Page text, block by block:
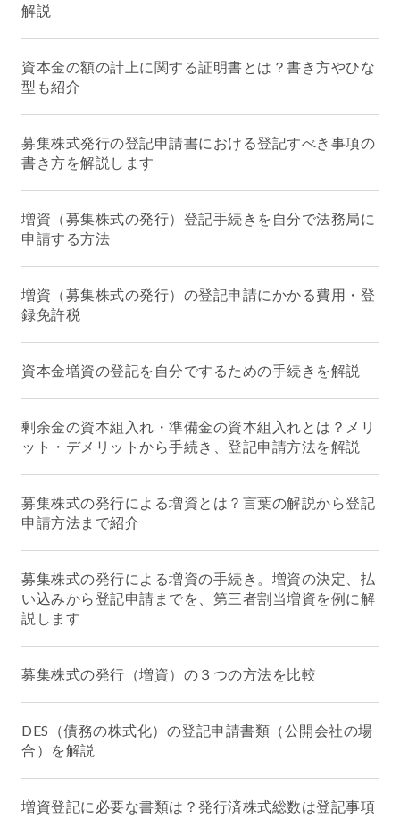
解説
資本金の額の計上に関する証明書とは？書き方やひな
型も紹介
募集株式発行の登記申請書における登記すべき事項の
書き方を解説します
増資（募集株式の発行）登記手続きを自分で法務局に
申請する方法
増資（募集株式の発行）の登記申請にかかる費用・登
録免許税
資本金増資の登記を自分でするための手続きを解説
剰余金の資本組入れ・準備金の資本組入れとは？メリ
ット・デメリットから手続き、登記申請方法を解説
募集株式の発行による増資とは？言葉の解説から登記
申請方法まで紹介
募集株式の発行による増資の手続き。増資の決定、払
い込みから登記申請までを、第三者割当増資を例に解
説します
募集株式の発行（増資）の３つの方法を比較
DES（債務の株式化）の登記申請書類（公開会社の場
合）を解説
増資登記に必要な書類は？発行済株式総数は登記事項